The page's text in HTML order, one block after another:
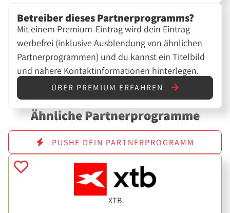
Betreiber dieses Partnerprogramms?
Mit einem Premium-Eintrag wird dein Eintrag
werbefrei (inklusive Ausblendung von ähnlichen
Partnerprogrammen) und du kannst ein Titelbild
und nähere Kontaktinformationen hinterlegen.
ÜBER PREMIUM ERFAHREN
Ähnliche Partnerprogramme
PUSHE DEIN PARTNERPROGRAMM
XTB